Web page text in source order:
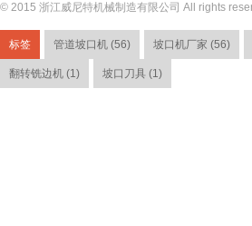
© 2015 浙江威尼特机械制造有限公司 All rights
标签 管道坡口机 (56) 坡口机厂家 (56)
翻转铣边机 (1) 坡口刀具 (1)